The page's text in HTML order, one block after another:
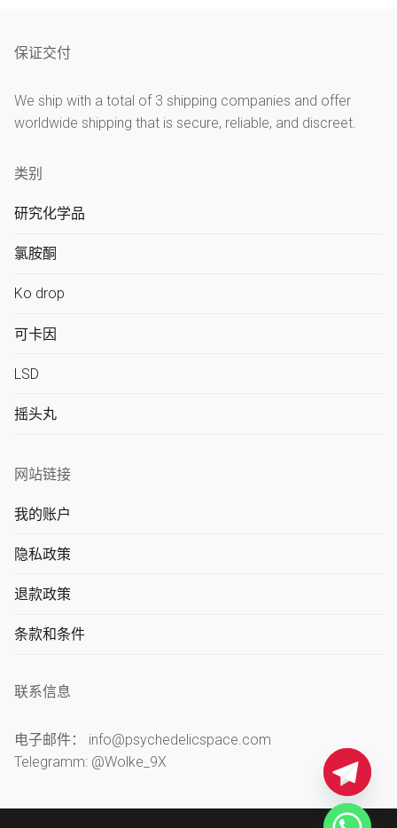
保证交付
We ship with a total of 3 shipping companies and offer
worldwide shipping that is secure, reliable, and discreet.
类别
研究化学品
氯胺酮
Ko drop
可卡因
LSD
摇头丸
网站链接
我的账户
隐私政策
退款政策
条款和条件
联系信息
电子邮件： info@psychedelicspace.com
Telegramm: @Wolke_9X